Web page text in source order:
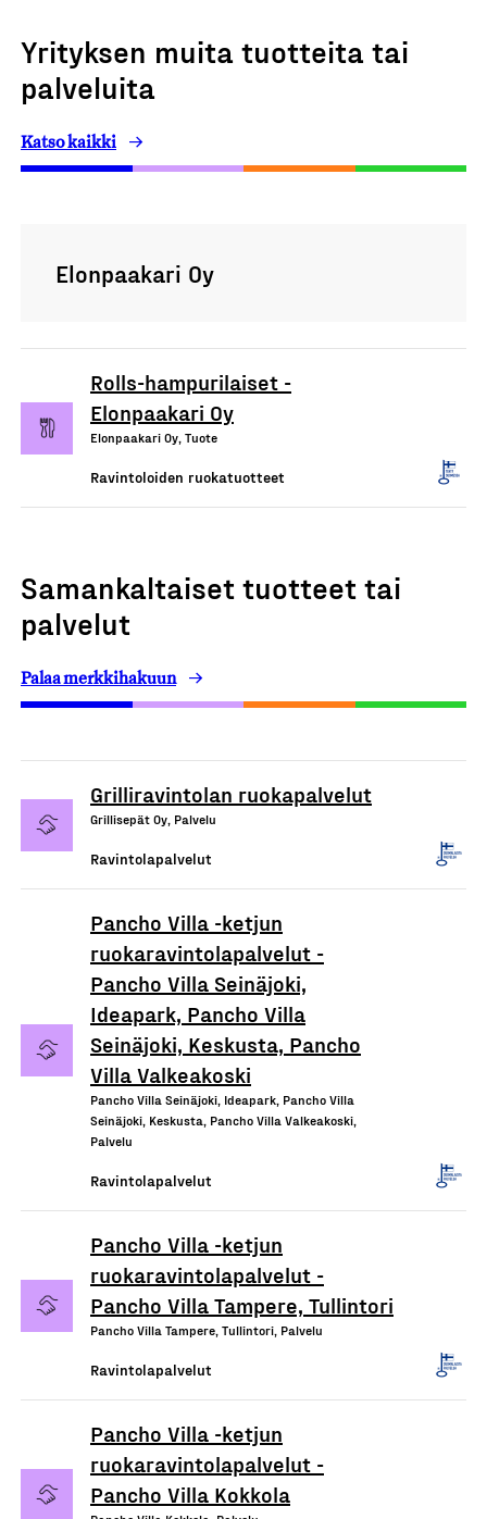
Yrityksen muita tuotteita tai
palveluita
Katso kaikki
Elonpaakari Oy
Rolls-hampurilaiset -
Elonpaakari Oy
Elonpaakari Oy, Tuote
Ravintoloiden ruokatuotteet
Samankaltaiset tuotteet tai
palvelut
Palaa merkkihakuun
Grilliravintolan ruokapalvelut
Grillisepät Oy, Palvelu
Ravintolapalvelut
Pancho Villa -ketjun
ruokaravintolapalvelut -
Pancho Villa Seinäjoki,
Ideapark, Pancho Villa
Seinäjoki, Keskusta, Pancho
Villa Valkeakoski
Pancho Villa Seinäjoki, Ideapark, Pancho Villa
Seinäjoki, Keskusta, Pancho Villa Valkeakoski,
Palvelu
Ravintolapalvelut
Pancho Villa -ketjun
ruokaravintolapalvelut -
Pancho Villa Tampere, Tullintori
Pancho Villa Tampere, Tullintori, Palvelu
Ravintolapalvelut
Pancho Villa -ketjun
ruokaravintolapalvelut -
Pancho Villa Kokkola